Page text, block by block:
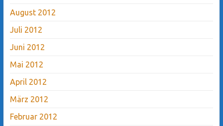
August 2012
Juli 2012
Juni 2012
Mai 2012
April 2012
März 2012
Februar 2012